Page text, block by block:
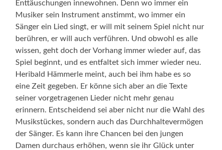
Enttäuschungen innewohnen. Denn wo immer ein
Musiker sein Instrument anstimmt, wo immer ein
Sänger ein Lied singt, er will mit seinem Spiel nicht nur
berühren, er will auch verführen. Und obwohl es alle
wissen, geht doch der Vorhang immer wieder auf, das
Spiel beginnt, und es entfaltet sich immer wieder neu.
Heribald Hämmerle meint, auch bei ihm habe es so
eine Zeit gegeben. Er könne sich aber an die Texte
seiner vorgetragenen Lieder nicht mehr genau
erinnern. Entscheidend sei aber nicht nur die Wahl des
Musikstückes, sondern auch das Durchhaltevermögen
der Sänger. Es kann ihre Chancen bei den jungen
Damen durchaus erhöhen, wenn sie ihr Glück unter